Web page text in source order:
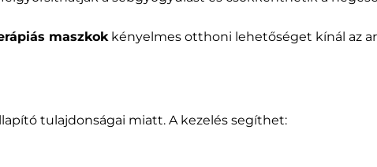
maszkokkényelmes otthoni lehetőséget kínál az
tulajdonságai miatt. A kezelés segíthet: